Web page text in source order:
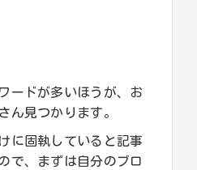
ードが多いほうが、お
ん見つかります。
に固執していると記事
で、まずは自分のブロ